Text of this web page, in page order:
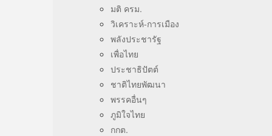
มติ ครม.
วิเคราะห์-การเมือง
พลังประชารัฐ
เพื่อไทย
ประชาธิปัตต์
ชาติไทยพัฒนา
พรรคอื่นๆ
ภูมิใจไทย
กกต.